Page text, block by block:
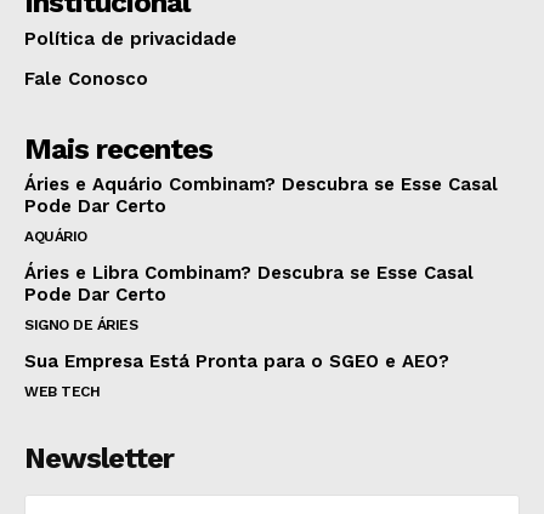
Política de privacidade
Fale Conosco
Mais recentes
Áries e Aquário Combinam? Descubra se Esse Casal
Pode Dar Certo
AQUÁRIO
Áries e Libra Combinam? Descubra se Esse Casal
Pode Dar Certo
SIGNO DE ÁRIES
Sua Empresa Está Pronta para o SGEO e AEO?
WEB TECH
Newsletter